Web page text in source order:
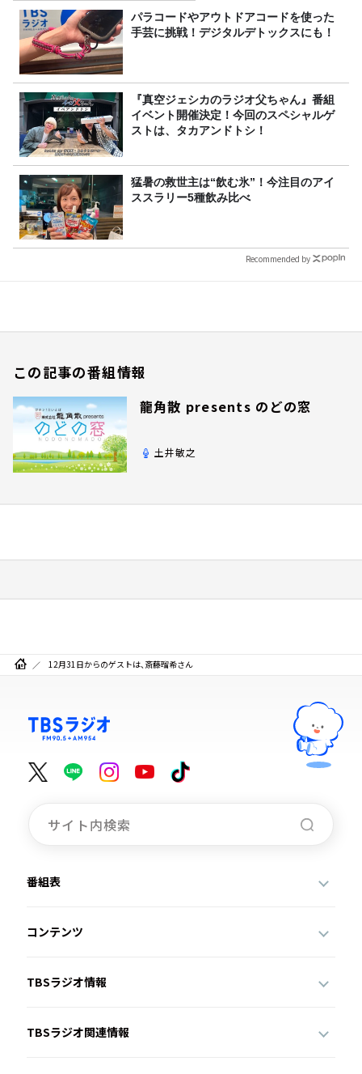
パラコードやアウトドアコードを使った
手芸に挑戦！デジタルデトックスにも！
『真空ジェシカのラジオ父ちゃん』番組
イベント開催決定！今回のスペシャルゲ
ストは、タカアンドトシ！
猛暑の救世主は“飲む氷”！今注目のアイ
ススラリー5種飲み比べ
Recommended by
この記事の番組情報
龍角散 presents のどの窓
土井敏之
12月31日からのゲストは、斎藤瑠希さん
番組表
コンテンツ
TBSラジオ情報
TBSラジオ関連情報